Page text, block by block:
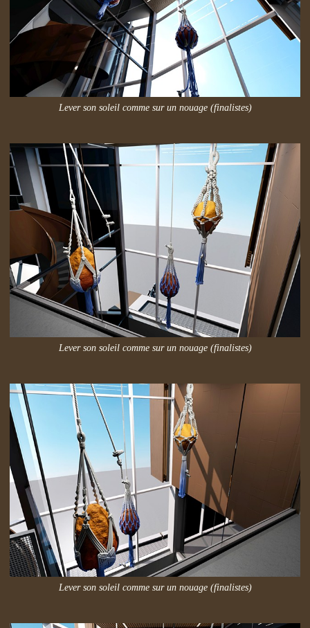
Lever son soleil comme sur un nouage (finalistes)
Lever son soleil comme sur un nouage (finalistes)
Lever son soleil comme sur un nouage (finalistes)